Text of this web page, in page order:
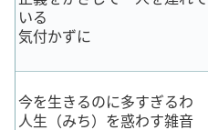
いる
気付かずに
今を生きるのに多すぎるわ
人生（みち）を惑わす雑音